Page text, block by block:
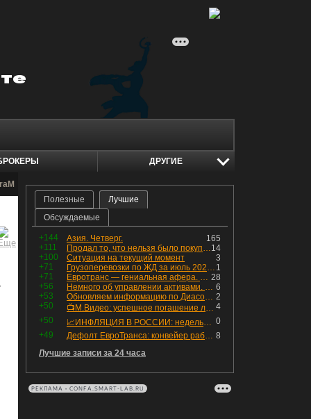
ДРУГИЕ
Полезные
Лучшие
Обсуждаемые
+144 165
Азия. Четверг.
+111
14
Продал то, что нельзя было покупать. Изменения в портфеле
+100
3
Ситуация на текущий момент
+71
1
Грузоперевозки по ЖД за июль 2026 г. — четвёртый месяц подряд роста, чёрные металлы на уровне прошлого года, а каменный уголь в плюсе.
+71
28
Евротранс — гениальная афера. Собрал с инвесторов денег, выплатил дивидендов больше текущей капитализации и ушёл в дефолт
+56
6
Немного об управлении активами. Для заинтересованных
+53
2
Обновляем информацию по Диасофту: дивиденды и выкуп
+50
4
📺М.Видео: успешное погашение любимого флоатера
+50
0
📈ИНФЛЯЦИЯ В РОССИИ: недельная дефляция, но в годовом выражении рост 😢
+49
8
Дефолт ЕвроТранса: конвейер работает исправно
Лучшие записи за 24 часа
РЕКЛАМА • CONFA.SMART-LAB.RU